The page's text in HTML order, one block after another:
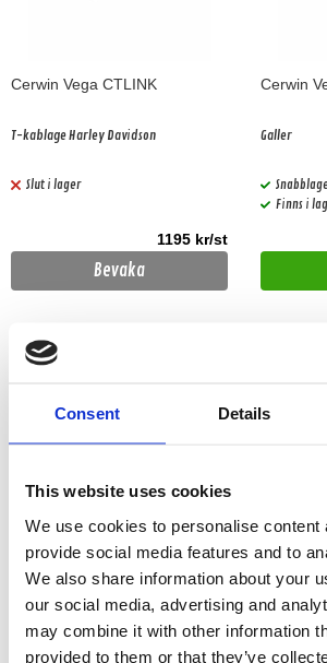
Consent Details
This website uses cookies
We use cookies to personalise content
provide social media features and to
We also share information about your
our social media, advertising and
may combine it with other information
provided to them or that they’ve
Cerwin Vega CTLINK
T-kablage Harley Davidson
Slut i lager
1195 kr/st
Bevaka
Cerwin
Galler
Finns i
Cerwin Vega CDRGU
Högtalargaller
Cerwin
Galler